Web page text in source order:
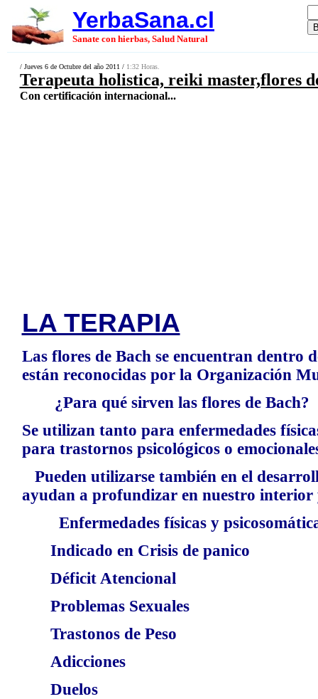
YerbaSana.cl
Sanate con hierbas, Salud Natural
/ Jueves 6 de Octubre del año 2011 / 1:32 Horas.
Terapeuta holistica, reiki master,flores
Con certificación internacional...
LA TERAPIA
Las flores de Bach se encuentran dentro
están reconocidas por la Organización
¿Para qué sirven las flores de Bach?
Se utilizan tanto para enfermedades
para trastornos psicológicos o
Pueden utilizarse también en el
ayudan a profundizar en nuestro
Enfermedades físicas y
Indicado en Crisis de panico
Déficit Atencional
Problemas Sexuales
Trastonos de Peso
Adicciones
Duelos